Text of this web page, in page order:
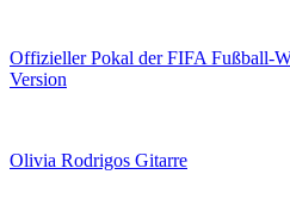
Offizieller Pokal der FIFA Fußball-
Version
Olivia Rodrigos Gitarre